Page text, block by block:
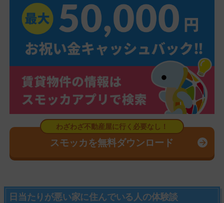
スモッカを無料ダウンロード
日当たりが悪い家に住んでいる人の体験談